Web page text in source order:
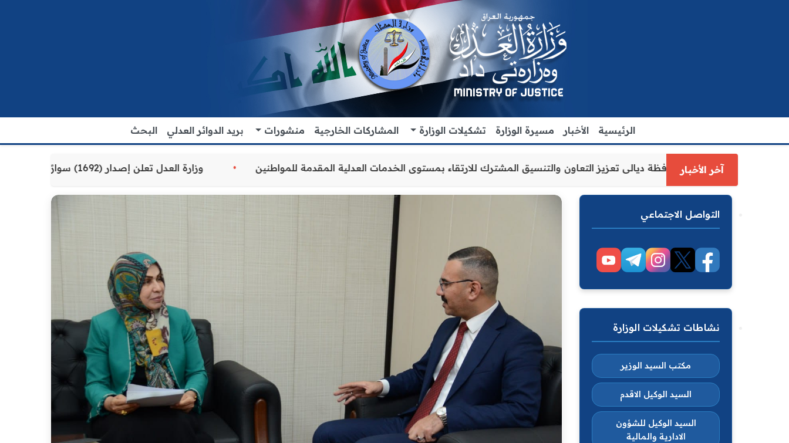
الرئيسية الأخبار مسيرة الوزارة تشكيلات الوزارة المشاركات الخارجية منشورات بريد الدوائر العدلي البحث
آخر الأخبار
العدل الاقدم يبحث مع رئيس مجلس محافظة ديالى تعزيز التعاون والتنسيق المشترك للارتقاء بمستوى الخدمات العدلية المقدمة للمواطنين وزارة العدل تعلن إصدار (1692) سوارًا إلكترونيًا لنزلاء سجن الناصرية المركزي لتنظيم التعاملات المالية داخل المؤسسات الإصلاحية
التواصل الاجتماعي
نشاطات تشكيلات الوزارة
مكتب السيد الوزير
السيد الوكيل الاقدم
السيد الوكيل للشؤون
الادارية والمالية